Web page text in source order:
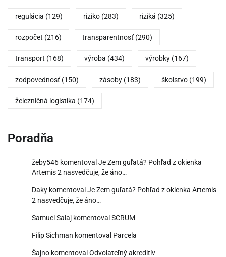
regulácia (129) riziko (283) riziká (325)
rozpočet (216) transparentnosť (290)
transport (168) výroba (434) výrobky (167)
zodpovednosť (150) zásoby (183) školstvo (199)
železničná logistika (174)
Poradňa
žeby546 komentoval Je Zem guľatá? Pohľad z okienka
Artemis 2 nasvedčuje, že áno…
Daky komentoval Je Zem guľatá? Pohľad z okienka Artemis
2 nasvedčuje, že áno…
Samuel Salaj komentoval SCRUM
Filip Sichman komentoval Parcela
Šajno komentoval Odvolateľný akreditív